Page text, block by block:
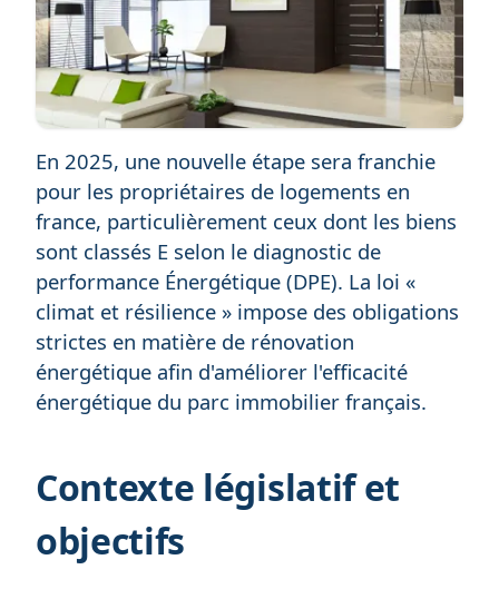
En 2025, une nouvelle étape sera franchie
pour les propriétaires de logements en
france, particulièrement ceux dont les biens
sont classés E selon le diagnostic de
performance Énergétique (DPE). La loi «
climat et résilience » impose des obligations
strictes en matière de rénovation
énergétique afin d'améliorer l'efficacité
énergétique du parc immobilier français.
Contexte législatif et
objectifs